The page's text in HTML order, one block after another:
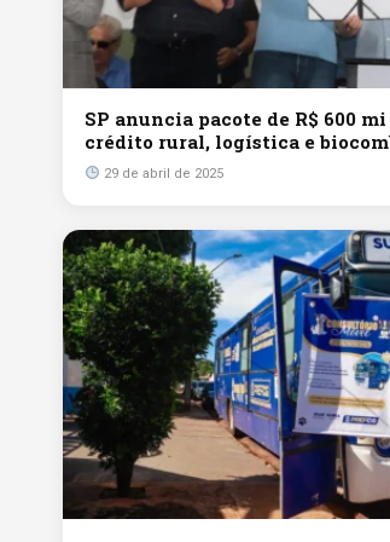
SP anuncia pacote de R$ 600
crédito rural, logística e
29 de abril de 2025